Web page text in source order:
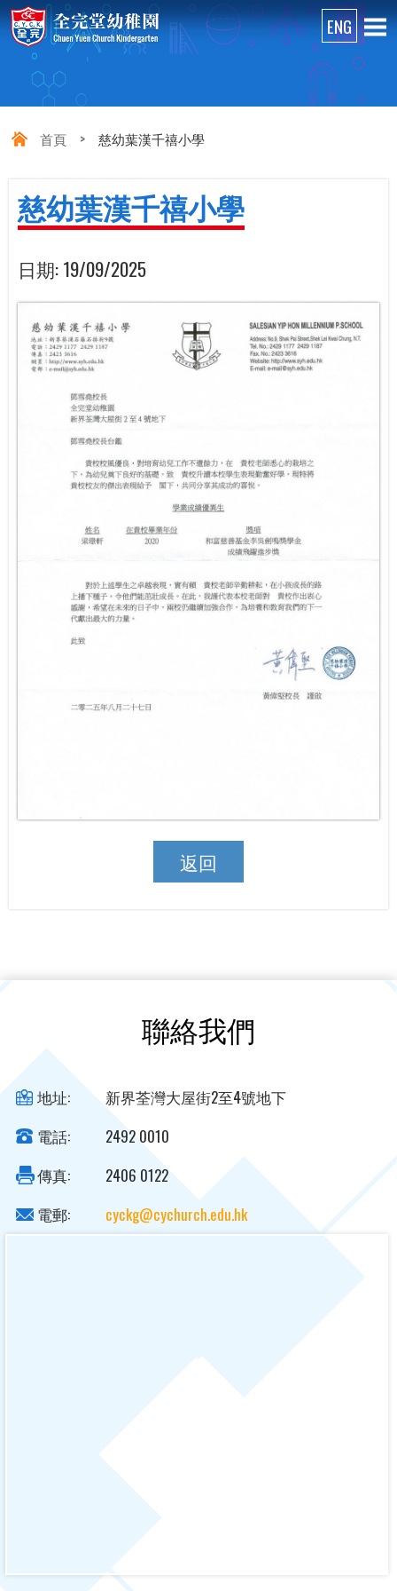
首頁 > 慈幼葉漢千禧小學
慈幼葉漢千禧小學
日期:19/09/2025
返回
聯絡我們
地址:
新界荃灣大屋街2至4號地下
電話:
2492 0010
傳真:
2406 0122
電郵:
cyckg@cychurch.edu.hk